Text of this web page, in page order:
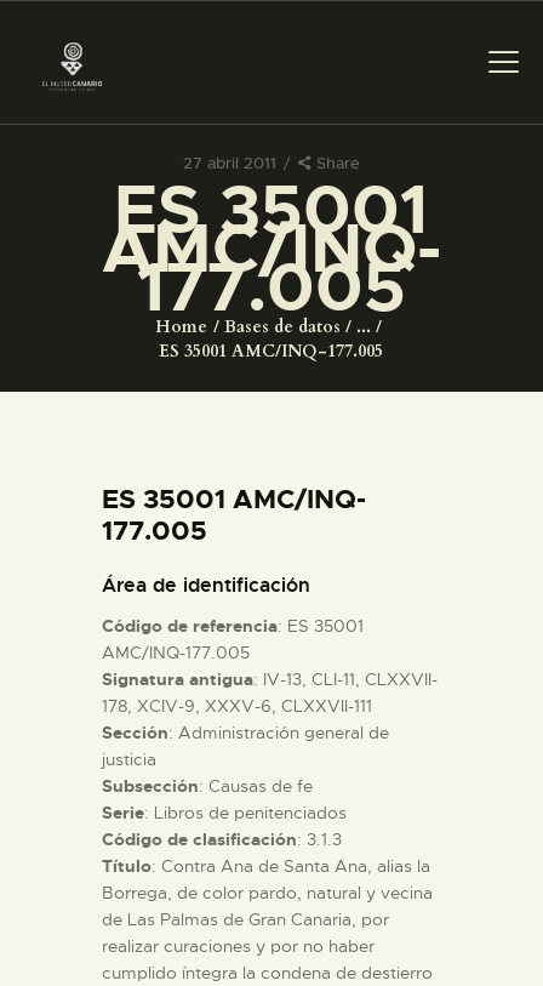
27 abril 2011 Share
ES 35001
AMC/INQ-
177.005
Home Bases de datos
...
ES 35001 AMC/INQ-177.005
PREPARAR LA VISITA
ACTIVIDADES
COLECCIONES
ESPAÑOL
PREPARAR LA VISITA
ACTIVIDADES
█
EL MUSEO
ES 35001 AMC/INQ-
177.005
Área de identificación
Código de referencia: ES 35001
AMC/INQ-177.005
Signatura antigua: IV-13, CLI-11, CLXXVII-
178, XCIV-9, XXXV-6, CLXXVII-111
Sección: Administración general de
justicia
Subsección: Causas de fe
Serie: Libros de penitenciados
Código de clasificación: 3.1.3
Título: Contra Ana de Santa Ana, alias la
Borrega, de color pardo, natural y vecina
de Las Palmas de Gran Canaria, por
realizar curaciones y por no haber
cumplido íntegra la condena de destierro